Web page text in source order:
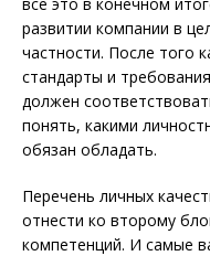
развитии компании в
частности. После того
стандарты и
должен
понять, какими
обязан обладать.
Перечень личных
отнести ко второму
компетенций. И самые